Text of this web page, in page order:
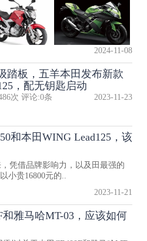
2024-11-08
踏板，五羊本田发布新款
，配无钥匙启动
次 评论:0条 2023-11-23
和本田WING Lead125，该
凭借品牌影响力，以及田最强的
小贵16800元的..
2023-11-21
雅马哈MT-03，应该如何